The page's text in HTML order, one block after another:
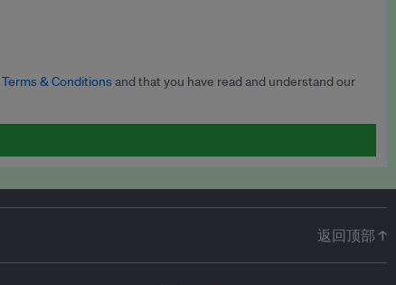
Terms & Conditionsand that you have read and understand our
返回顶部 ↑